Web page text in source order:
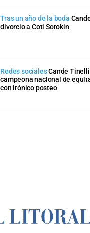
Tras un año de la boda
divorcio a Coti Sorokin
Redes socialesCande
campeona nacional de
con irónico posteo